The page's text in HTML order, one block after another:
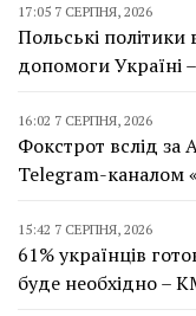
17:05 7 СЕРПНЯ, 2026
Польські політики
допомоги Україні
16:02 7 СЕРПНЯ, 2026
Фокстрот вслід
Telegram-каналом
15:42 7 СЕРПНЯ, 2026
61% українців
буде необхідно –